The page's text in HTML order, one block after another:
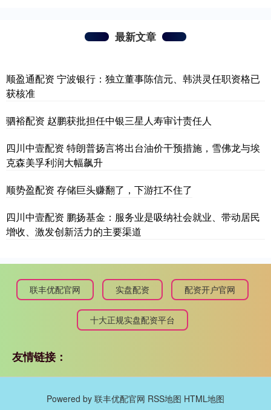
最新文章
顺盈通配资 宁波银行：独立董事陈信元、韩洪灵任职资格已
获核准
驷裕配资 赵鹏获批担任中银三星人寿审计责任人
四川中壹配资 特朗普扬言将出台油价干预措施，雪佛龙与埃
克森美孚利润大幅飙升
顺势盈配资 存储巨头赚翻了，下游扛不住了
四川中壹配资 鹏扬基金：服务业是吸纳社会就业、带动居民
增收、激发创新活力的主要渠道
联丰优配官网 实盘配资 配资开户官网
十大正规实盘配资平台
友情链接：
Powered by 联丰优配官网 RSS地图 HTML地图